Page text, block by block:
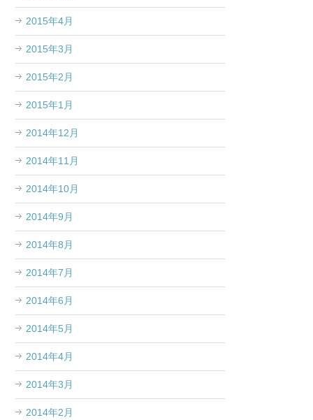
2015年4月
2015年3月
2015年2月
2015年1月
2014年12月
2014年11月
2014年10月
2014年9月
2014年8月
2014年7月
2014年6月
2014年5月
2014年4月
2014年3月
2014年2月